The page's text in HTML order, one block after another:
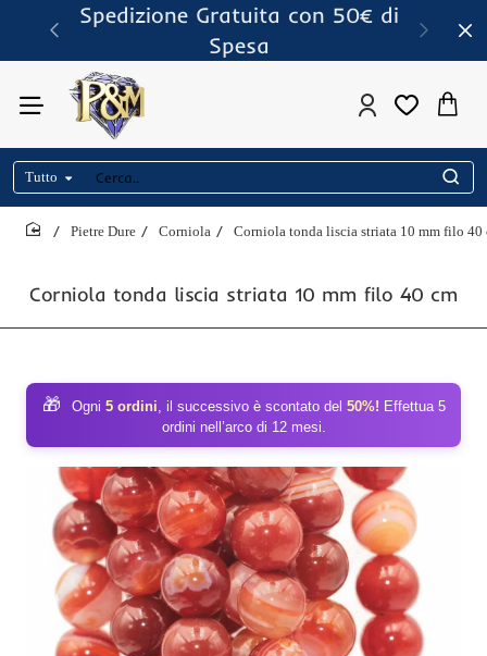
Spedizione Gratuita con 50€ di
Spesa
Tutto
Cerca..
Corniola tonda liscia striata 10 mm filo 40 cm
Pietre Dure Corniola Corniola tonda liscia striata 10 mm filo 40
🎁 Ogni 5 ordini, il successivo è scontato del 50%! Effettua 5
ordini nell’arco di 12 mesi.